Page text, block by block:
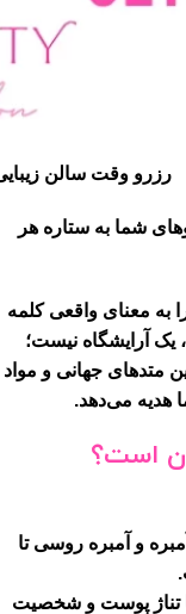
رزرو وقت سالن
شما به ستاره هر
به معنای واقعی کلمه
یک آرایشگاه نیست؛
متدهای جهانی و مواد
هدیه می‌دهد.
است؟
آمبره و آمبره روسی تا
تناژ پوست و شخصیت